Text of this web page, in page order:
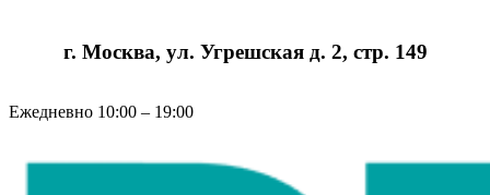
г. Москва, ул. Угрешская д. 2, стр. 149
Ежедневно 10:00 – 19:00